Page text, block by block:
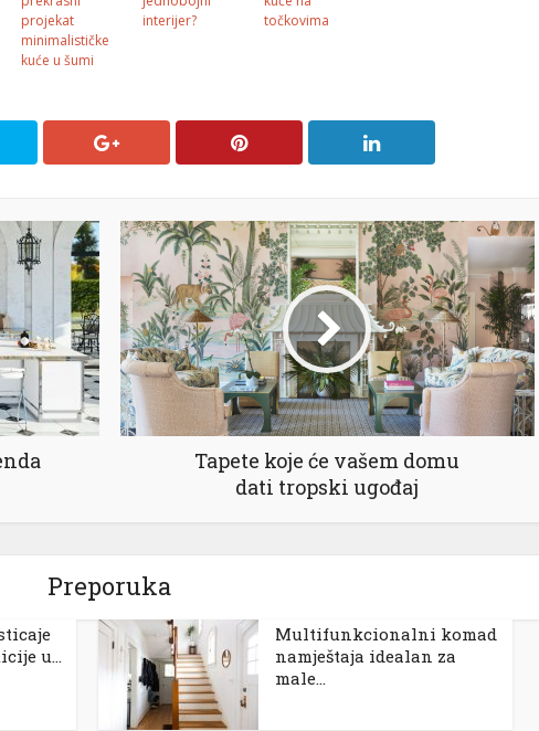
projekat
minimalističke
kuće u šumi
interijer?
točkovima
Tapete koje će vašem domu
dati tropski ugođaj
Preporuka
u...
Multifunkcionalni komad
namještaja idealan za
male...